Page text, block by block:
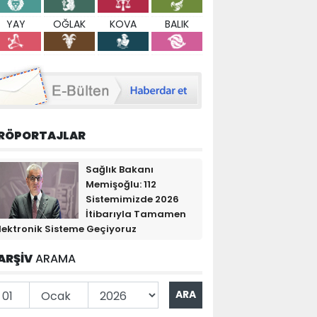
YAY OĞLAK KOVA BALIK
Sağlık Bakanı
Memişoğlu: 112
Sistemimizde 2026
İtibarıyla Tamamen
Sisteme Geçiyoruz
ARAMA